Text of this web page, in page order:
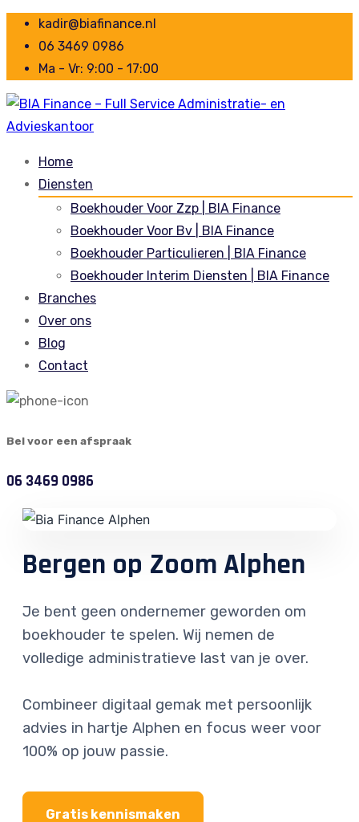
kadir@biafinance.nl
06 3469 0986
Ma - Vr: 9:00 - 17:00
Home
Diensten
Boekhouder Voor Zzp | BIA Finance
Boekhouder Voor Bv | BIA Finance
Boekhouder Particulieren | BIA Finance
Boekhouder Interim Diensten | BIA Finance
Branches
Over ons
Blog
Contact
Bel voor een afspraak
06 3469 0986
Bergen op Zoom Alphen
Je bent geen ondernemer geworden om
boekhouder te spelen. Wij nemen de
volledige administratieve last van je over.
Combineer digitaal gemak met persoonlijk
advies in hartje Alphen en focus weer voor
100% op jouw passie.
Gratis kennismaken